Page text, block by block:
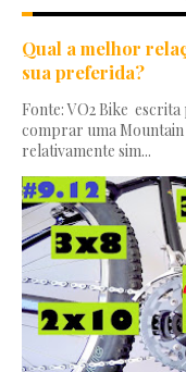
Qual a melhor
sua preferida?
Fonte: VO2 Bike
comprar uma
relativamente sim...